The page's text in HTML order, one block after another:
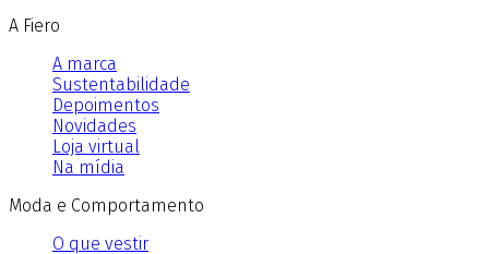
A Fiero
A marca
Sustentabilidade
Depoimentos
Novidades
Loja virtual
Na mídia
Moda e Comportamento
O que vestir